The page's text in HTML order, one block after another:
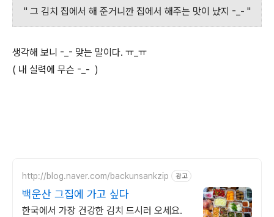
" 그 김치 집에서 해 준거니깐 집에서 해주는 맛이 났지 -_- "
생각해 보니 -_- 맞는 말이다. ㅠ_ㅠ
( 내 실력에 무슨 -_- )
http://blog.naver.com/backunsankzip 광고
백운산 그집에 가고 싶다
한국에서 가장 건강한 김치 드시러 오세요.